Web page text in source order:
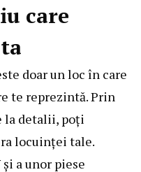
care
doar un loc în care
te reprezintă. Prin
la detalii, poți
locuinței tale.
și a unor piese